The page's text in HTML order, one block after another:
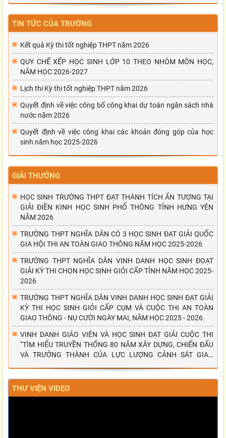
TIN TỨC CỦA TRƯỜNG
Kết quả Kỳ thi tốt nghiệp THPT năm 2026
QUY CHẾ XẾP HỌC SINH LỚP 10 THEO NHÓM MÔN HỌC,
NĂM HỌC 2026-2027
Lịch thi Kỳ thi tốt nghiệp THPT năm 2026
Quyết định về việc công bố công khai dự toán ngân sách nhà
nước năm 2026
Quyết định về việc công khai các khoản đóng góp của học
sinh năm học 2025-2026
GIẢI THƯỞNG
HỌC SINH TRƯỜNG THPT ĐẠT THÀNH TÍCH ẤN TƯỢNG TẠI
GIẢI ĐIỀN KINH HỌC SINH PHỔ THÔNG TỈNH HƯNG YÊN
NĂM 2026
TRƯỜNG THPT NGHĨA DÂN CÓ 3 HỌC SINH ĐẠT GIẢI QUỐC
GIA HỘI THI AN TOÀN GIAO THÔNG NĂM HỌC 2025-2026
TRƯỜNG THPT NGHĨA DÂN VINH DANH HỌC SINH ĐOẠT
GIẢI KỲ THI CHỌN HỌC SINH GIỎI CẤP TỈNH NĂM HỌC 2025-
2026
TRƯỜNG THPT NGHĨA DÂN VINH DANH HỌC SINH ĐẠT GIẢI
KỲ THI HỌC SINH GIỎI CẤP CỤM VÀ CUỘC THI AN TOÀN
GIAO THÔNG - NỤ CƯỜI NGÀY MAI, NĂM HỌC 2025 - 2026.
VINH DANH GIÁO VIÊN VÀ HỌC SINH ĐẠT GIẢI CUỘC THI
“TÌM HIỂU TRUYỀN THỐNG 80 NĂM XÂY DỰNG, CHIẾN ĐẤU
VÀ TRƯỞNG THÀNH CỦA LỰC LƯỢNG CẢNH SÁT GIAO
THƯ VIỆN VIDEO